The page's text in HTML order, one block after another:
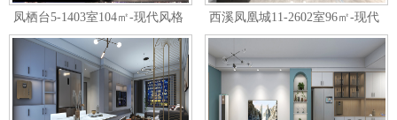
凤栖台5-1403室104㎡-现代风格
西溪凤凰城11-2602室96㎡-现代
极简